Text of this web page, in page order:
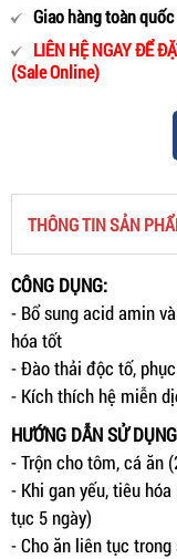
Giao hàng toàn quốc
LIÊN HỆ NGAY ĐỂ
(Sale Online)
THÔNG TIN SẢN
CÔNG DỤNG:
- Bổ sung acid amin
hóa tốt
- Đào thải độc tố,
- Kích thích hệ miễn
HƯỚNG DẪN SỬ
- Trộn cho tôm, cá ăn
- Khi gan yếu, tiêu
tục 5 ngày)
- Cho ăn liên tục